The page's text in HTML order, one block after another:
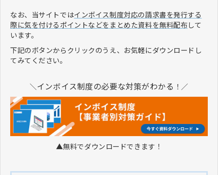
なお、当サイトではインボイス制度対応の請求書を発行する
際に気を付けるポイントなどをまとめた資料を無料配布して
います。
下記のボタンからクリックのうえ、お気軽にダウンロードし
てみてください。
＼インボイス制度の必要な対策がわかる ！／
▲無料でダウンロードできます！